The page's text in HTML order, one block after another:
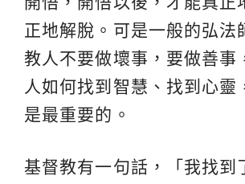
正地解脫。可是一般的弘法
教人不要做壞事，要做善事
人如何找到智慧、找到心靈
是最重要的。
基督教有一句話，「我找到